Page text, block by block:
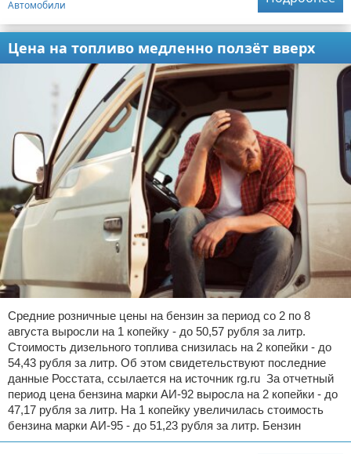
Автомобили
Цена на топливо медленно ползёт вверх
Средние розничные цены на бензин за период со 2 по 8
августа выросли на 1 копейку - до 50,57 рубля за литр.
Стоимость дизельного топлива снизилась на 2 копейки - до
54,43 рубля за литр. Об этом свидетельствуют последние
данные Росстата, ссылается на источник rg.ru За отчетный
период цена бензина марки АИ-92 выросла на 2 копейки - до
47,17 рубля за литр. На 1 копейку увеличилась стоимость
бензина марки АИ-95 - до 51,23 рубля за литр. Бензин